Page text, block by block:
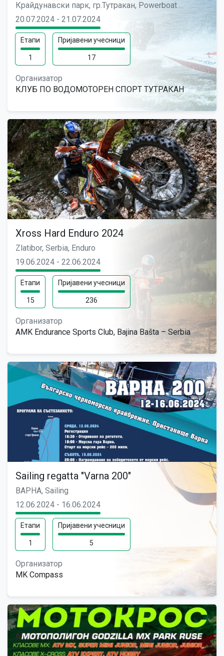
Крайдунавски парк, гр.Тутракан, Powerboat
20.07.2024 - 21.07.2024
Етапи
1
Пријавени учесници
17
Организатор
КЛУБ ПО ВОДОМОТОРЕН СПОРТ ТУТРАКАН
Xross Hard Enduro 2024
Zlatibor, Serbia, Enduro
19.06.2024 - 22.06.2024
Етапи
15
Пријавени учесници
236
Организатор
AMK Endurance Sports Club, Bajina Bašta – Serbia
Sailing regatta "Varna 200"
ВАРНА, Sailing
12.06.2024 - 16.06.2024
Етапи
1
Пријавени учесници
5
Организатор
MK Compass